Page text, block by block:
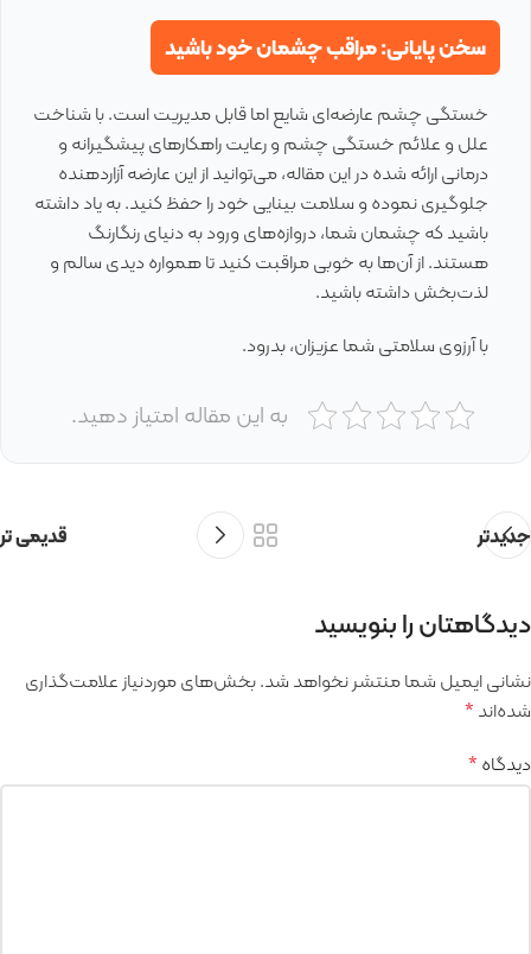
سخن پایانی: مراقب چشمان خود باشید
خستگی چشم عارضه‌ای شایع اما قابل مدیریت است. با شناخت
علل و علائم خستگی چشم و رعایت راهکارهای پیشگیرانه و
درمانی ارائه شده در این مقاله، می‌توانید از این عارضه آزاردهنده
جلوگیری نموده و سلامت بینایی خود را حفظ کنید. به یاد داشته
باشید که چشمان شما، دروازه‌های ورود به دنیای رنگارنگ
هستند. از آن‌ها به خوبی مراقبت کنید تا همواره دیدی سالم و
لذت‌بخش داشته باشید.
با آرزوی سلامتی شما عزیزان، بدرود.
به این مقاله امتیاز دهید.
جدیدتر قدیمی تر
دیدگاهتان را بنویسید
نشانی ایمیل شما منتشر نخواهد شد.بخش‌های موردنیاز علامت‌گذاری
شده‌اند*
دیدگاه*